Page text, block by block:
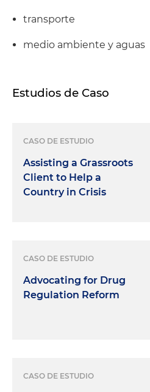
transporte
medio ambiente y aguas
Estudios de Caso
CASO DE ESTUDIO
Assisting a Grassroots
Client to Help a
Country in Crisis
CASO DE ESTUDIO
Advocating for Drug
Regulation Reform
CASO DE ESTUDIO